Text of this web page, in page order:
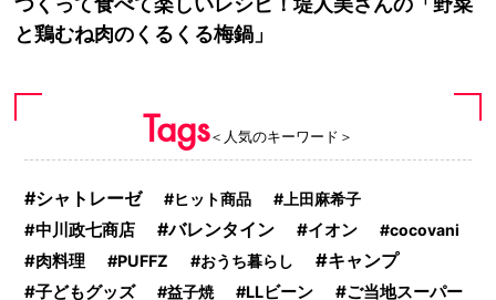
と鶏むね肉のくるくる梅鍋」
Tags＜人気のキーワード＞
シャトレーゼ ヒット商品 上田麻希子
中川政七商店 バレンタイン イオン cocovani
肉料理 PUFFZ おうち暮らし キャンプ
子どもグッズ 益子焼 LLビーン
ご当地スーパー